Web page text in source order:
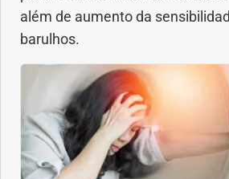
além de aumento da
barulhos.